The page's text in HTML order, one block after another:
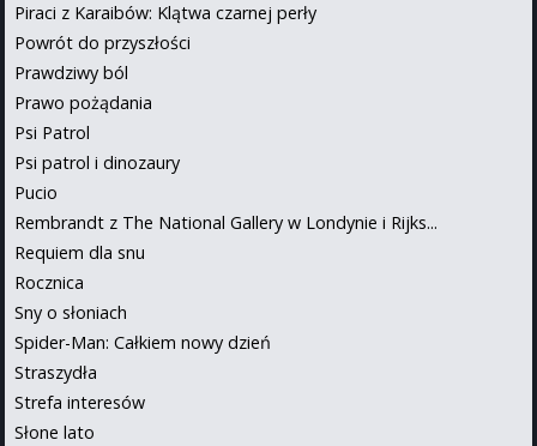
Piraci z Karaibów: Klątwa czarnej perły
Powrót do przyszłości
Prawdziwy ból
Prawo pożądania
Psi Patrol
Psi patrol i dinozaury
Pucio
Rembrandt z The National Gallery w Londynie i Rijks...
Requiem dla snu
Rocznica
Sny o słoniach
Spider-Man: Całkiem nowy dzień
Straszydła
Strefa interesów
Słone lato